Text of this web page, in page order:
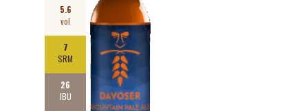
5.6
vol
7
SRM
26
IBU